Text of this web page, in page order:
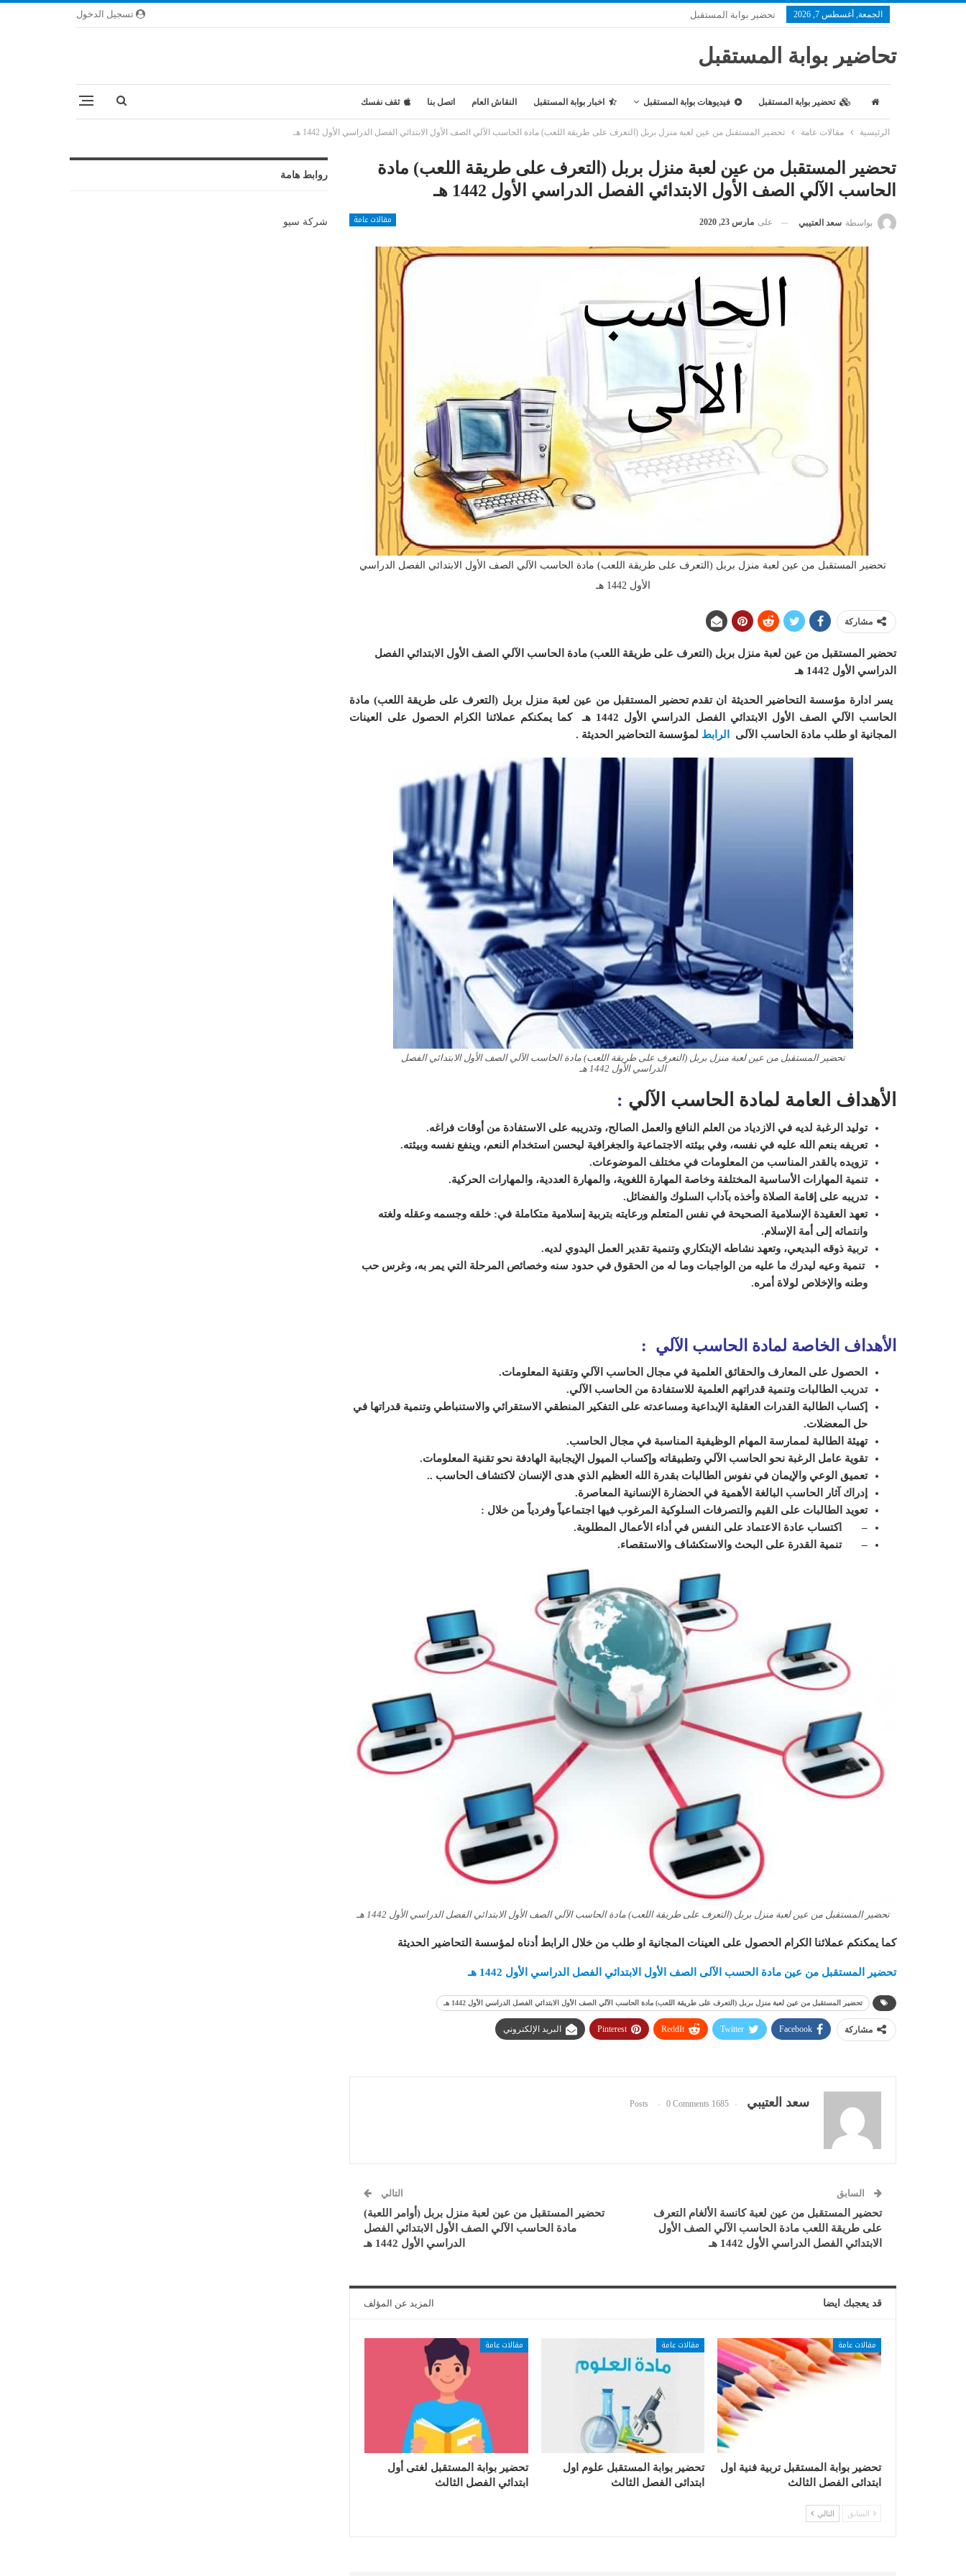
تسجيل الدخول الجمعة, أغسطس 7, 2026 تحضير بوابة المستقبل
تحاضير بوابة المستقبل
تحضير بوابة المستقبل فيديوهات بوابة المستقبل اخبار بوابة المستقبل النقاش العام اتصل بنا ثقف نفسك
الرئيسية مقالات عامة تحضير المستقبل من عين لعبة منزل بربل (التعرف على طريقة اللعب) مادة الحاسب الآلي الصف الأول الابتدائي الفصل الدراسي الأول 1442 هـ
تحضير المستقبل من عين لعبة منزل بربل (التعرف على طريقة اللعب) مادة
الحاسب الآلي الصف الأول الابتدائي الفصل الدراسي الأول 1442 هـ
مقالات عامة بواسطة سعد العتيبي على مارس 23, 2020
تحضير المستقبل من عين لعبة منزل بربل (التعرف على طريقة اللعب) مادة الحاسب الآلي الصف الأول الابتدائي الفصل الدراسي
الأول 1442 هـ
مشاركة
تحضير المستقبل من عين لعبة منزل بربل (التعرف على طريقة اللعب) مادة الحاسب الآلي الصف الأول الابتدائي الفصل
الدراسي الأول 1442 هـ
يسر ادارة مؤسسة التحاضير الحديثة ان تقدم تحضير المستقبل من عين لعبة منزل بربل (التعرف على طريقة اللعب) مادة
الحاسب الآلي الصف الأول الابتدائي الفصل الدراسي الأول 1442 هـ
كما يمكنكم عملائنا الكرام الحصول على العينات
المجانية او طلب مادة الحاسب الآلى
الرابط لمؤسسة التحاضير الحديثة .
تحضير المستقبل من عين لعبة منزل بربل (التعرف على طريقة اللعب) مادة الحاسب الآلي الصف الأول الابتدائي الفصل
الدراسي الأول 1442 هـ
الأهداف العامة لمادة الحاسب الآلي :
توليد الرغبة لديه في الازدياد من العلم النافع والعمل الصالح، وتدريبه على الاستفادة من أوقات فراغه.
تعريفه بنعم الله عليه في نفسه، وفي بيئته الاجتماعية والجغرافية ليحسن استخدام النعم، وينفع نفسه وبيئته.
تزويده بالقدر المناسب من المعلومات في مختلف الموضوعات.
تنمية المهارات الأساسية المختلفة وخاصة المهارة اللغوية، والمهارة العددية، والمهارات الحركية.
تدريبه على إقامة الصلاة وأخذه بآداب السلوك والفضائل.
تعهد العقيدة الإسلامية الصحيحة في نفس المتعلم ورعايته بتربية إسلامية متكاملة في: خلقه وجسمه وعقله ولغته
وانتمائه إلى أمة الإسلام.
تربية ذوقه البديعي، وتعهد نشاطه الإبتكاري وتنمية تقدير العمل اليدوي لديه.
تنمية وعيه ليدرك ما عليه من الواجبات وما له من الحقوق في حدود سنه وخصائص المرحلة التي يمر به، وغرس حب
وطنه والإخلاص لولاة أمره.
الأهداف الخاصة لمادة الحاسب الآلي :
الحصول على المعارف والحقائق العلمية في مجال الحاسب الآلي وتقنية المعلومات.
تدريب الطالبات وتنمية قدراتهم العلمية للاستفادة من الحاسب الآلي.
إكساب الطالبة القدرات العقلية الإبداعية ومساعدته على التفكير المنطقي الاستقرائي والاستنباطي وتنمية قدراتها في
حل المعضلات.
تهيئة الطالبة لممارسة المهام الوظيفية المناسبة في مجال الحاسب.
تقوية عامل الرغبة نحو الحاسب الآلي وتطبيقاته وإكساب الميول الإيجابية الهادفة نحو تقنية المعلومات.
تعميق الوعي والإيمان في نفوس الطالبات بقدرة الله العظيم الذي هدى الإنسان لاكتشاف الحاسب ..
إدراك آثار الحاسب البالغة الأهمية في الحضارة الإنسانية المعاصرة.
تعويد الطالبات على القيم والتصرفات السلوكية المرغوب فيها اجتماعياً وفردياً من خلال :
– اكتساب عادة الاعتماد على النفس في أداء الأعمال المطلوبة.
– تنمية القدرة على البحث والاستكشاف والاستقصاء.
تحضير المستقبل من عين لعبة منزل بربل (التعرف على طريقة اللعب) مادة الحاسب الآلي الصف الأول الابتدائي الفصل الدراسي الأول 1442 هـ
كما يمكنكم عملائنا الكرام الحصول على العينات المجانية او طلب من خلال الرابط أدناه لمؤسسة التحاضير الحديثة
تحضير المستقبل من عين مادة الحسب الآلى الصف الأول الابتدائي الفصل الدراسي الأول 1442 هـ
تحضير المستقبل من عين لعبة منزل بربل (التعرف على طريقة اللعب) مادة الحاسب الآلي الصف الأول الابتدائي الفصل الدراسي الأول 1442 هـ
مشاركة Facebook
Twitter
ReddIt
Pinterest البريد الإلكتروني
سعد العتيبي 1685 Posts
0 Comments
السابق
تحضير المستقبل من عين لعبة كانسة الألغام التعرف
على طريقة اللعب مادة الحاسب الآلي الصف الأول
الابتدائي الفصل الدراسي الأول 1442 هـ
التالي
تحضير المستقبل من عين لعبة منزل بربل (أوامر اللعبة)
مادة الحاسب الآلي الصف الأول الابتدائي الفصل
الدراسي الأول 1442 هـ
قد يعجبك ايضا المزيد عن المؤلف
مقالات عامة
تحضير بوابة المستقبل تربية فنية اول
ابتدائى الفصل الثالث
مقالات عامة
تحضير بوابة المستقبل علوم اول
ابتدائى الفصل الثالث
مقالات عامة
تحضير بوابة المستقبل لغتى أول
ابتدائي الفصل الثالث
السابق التالي
روابط هامة
شركة سيو